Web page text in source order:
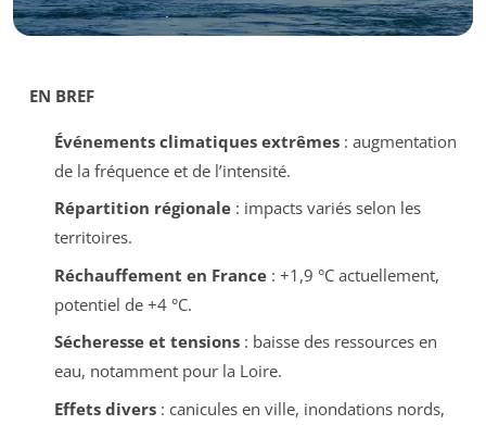
EN BREF
Événements climatiques extrêmes: augmentation
de la fréquence et de l’intensité.
Répartition régionale: impacts variés selon les
territoires.
Réchauffement en France: +1,9 °C actuellement,
potentiel de +4 °C.
Sécheresse et tensions: baisse des ressources en
eau, notamment pour la Loire.
Effets divers: canicules en ville, inondations nords,